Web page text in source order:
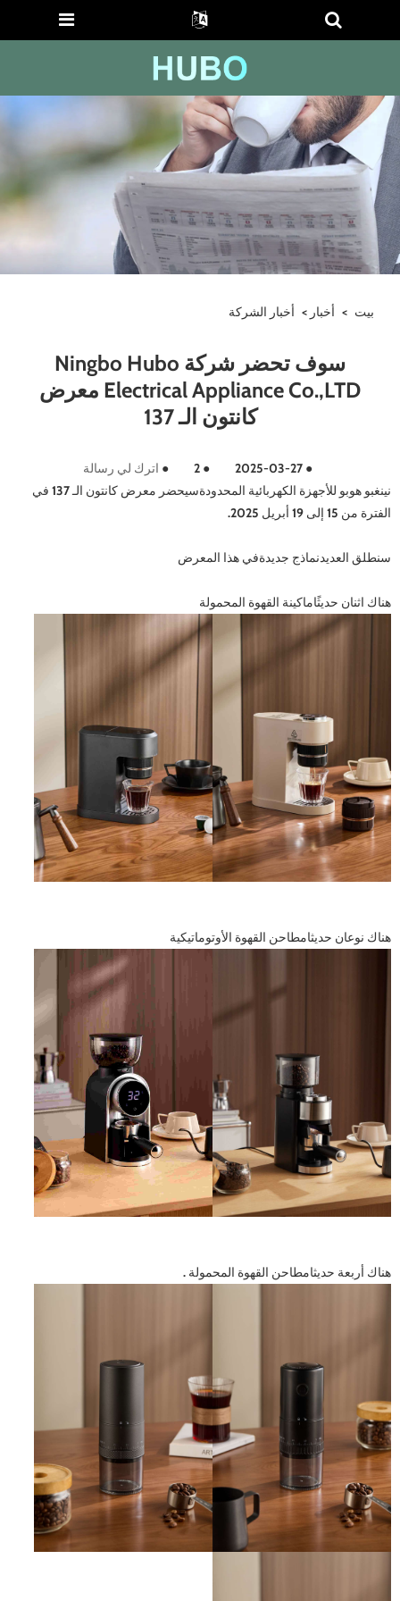
بيت > أخبار > أخبار الشركة
سوف تحضر شركة Ningbo Hubo
Electrical Appliance Co.,LTD معرض
كانتون الـ 137
●
2025-03-27
●
2
● اترك لي رسالة
نينغبو هوبو للأجهزة الكهربائية المحدودة
سيحضر معرض كانتون الـ 137 في
الفترة من 15 إلى 19 أبريل 2025.
سنطلق العديدنماذج جديدةفي هذا المعرض
هناك اثنان حديثًاماكينة القهوة المحمولة
هناك نوعان حديثامطاحن القهوة الأوتوماتيكية
هناك أربعة حديثامطاحن القهوة المحمولة .